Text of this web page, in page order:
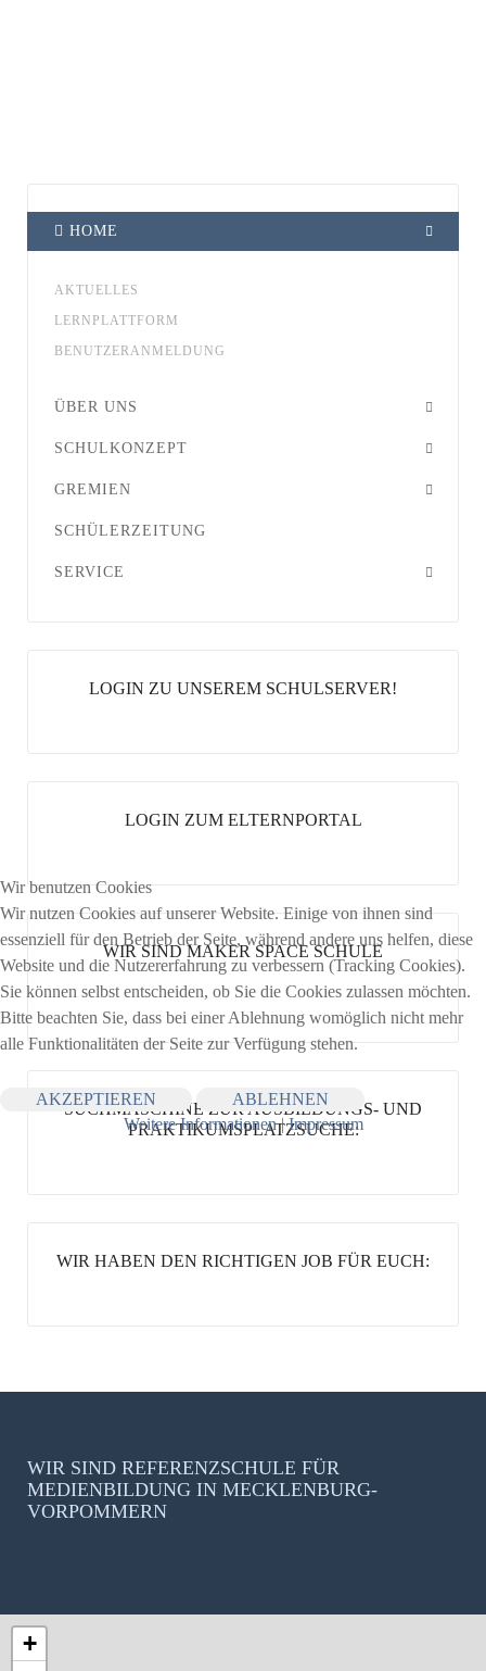
HOME
AKTUELLES
LERNPLATTFORM
BENUTZERANMELDUNG
ÜBER UNS
SCHULKONZEPT
GREMIEN
SCHÜLERZEITUNG
SERVICE
LOGIN ZU UNSEREM SCHULSERVER!
LOGIN ZUM ELTERNPORTAL
WIR SIND MAKER SPACE SCHULE
SUCHMASCHINE ZUR AUSBILDUNGS- UND
PRAKTIKUMSPLATZSUCHE:
WIR HABEN DEN RICHTIGEN JOB FÜR EUCH:
WIR SIND REFERENZSCHULE FÜR
MEDIENBILDUNG IN MECKLENBURG-
VORPOMMERN
+
Wir benutzen Cookies
Wir nutzen Cookies auf unserer Website. Einige von ihnen sind
essenziell für den Betrieb der Seite, während andere uns helfen, diese
Website und die Nutzererfahrung zu verbessern (Tracking Cookies).
Sie können selbst entscheiden, ob Sie die Cookies zulassen möchten.
Bitte beachten Sie, dass bei einer Ablehnung womöglich nicht mehr
alle Funktionalitäten der Seite zur Verfügung stehen.
AKZEPTIEREN
ABLEHNEN
Weitere Informationen|Impressum